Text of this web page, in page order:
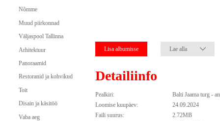
Nõmme
Muud piirkonnad
Väljaspool Tallinna
Arhitektuur
Panoraamid
Restoranid ja kohvikud
Toit
Disain ja käsitöö
Vaba aeg
Lisa albumisse Lae alla
Detailiinfo
Pealkiri:
Balti Jaama turg -
Loomise kuupäev:
24.09.2024
Faili suurus:
2.72MB